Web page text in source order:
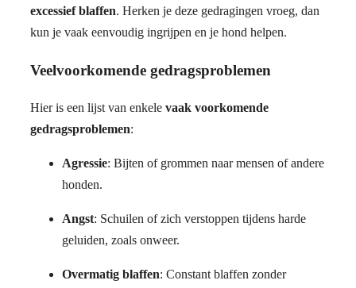
excessief blaffen. Herken je deze gedragingen vroeg, dan
kun je vaak eenvoudig ingrijpen en je hond helpen.
Veelvoorkomende gedragsproblemen
Hier is een lijst van enkele vaak voorkomende
gedragsproblemen:
Agressie: Bijten of grommen naar mensen of andere
honden.
Angst: Schuilen of zich verstoppen tijdens harde
geluiden, zoals onweer.
Overmatig blaffen: Constant blaffen zonder